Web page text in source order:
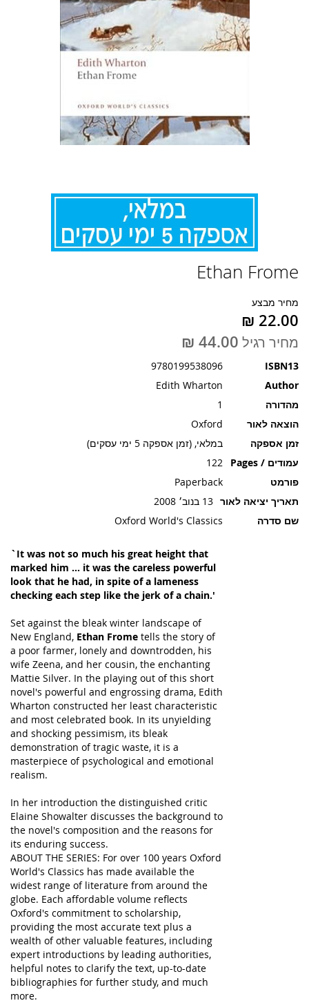
Ethan Frome
מחיר מבצע
מחיר רגיל
ISBN13
9780199538096
Author
Edith Wharton
מהדורה
1
הוצאה לאור
Oxford
זמן אספקה
במלאי, (זמן אספקה 5 ימי עסקים)
עמודים / Pages
122
פורמט
Paperback
תאריך יציאה לאור 13 בנוב׳ 2008
שם סדרה
Oxford World's Classics
`It was not so much his great height that
marked him ... it was the careless powerful
look that he had, in spite of a lameness
checking each step like the jerk of a chain.'
Set against the bleak winter landscape of
New England, Ethan Frome tells the story of
a poor farmer, lonely and downtrodden, his
wife Zeena, and her cousin, the enchanting
Mattie Silver. In the playing out of this short
novel's powerful and engrossing drama, Edith
Wharton constructed her least characteristic
and most celebrated book. In its unyielding
and shocking pessimism, its bleak
demonstration of tragic waste, it is a
masterpiece of psychological and emotional
realism.
In her introduction the distinguished critic
Elaine Showalter discusses the background to
the novel's composition and the reasons for
its enduring success.
ABOUT THE SERIES: For over 100 years Oxford
World's Classics has made available the
widest range of literature from around the
globe. Each affordable volume reflects
Oxford's commitment to scholarship,
providing the most accurate text plus a
wealth of other valuable features, including
expert introductions by leading authorities,
helpful notes to clarify the text, up-to-date
bibliographies for further study, and much
more.
להתחלה
גלריית
תמונות